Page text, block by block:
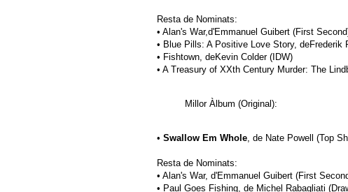
Resta de Nominats:
• Alan's War,d'Emmanuel Guibert (First
• Blue Pills: A Positive Love Story, deFrederik
• Fishtown, deKevin Colder (IDW)
• A Treasury of XXth Century Murder: The
Millor Àlbum (Original):
• Swallow Em Whole, de Nate Powell (Top
Resta de Nominats:
• Alan's War, d'Emmanuel Guibert (First
• Paul Goes Fishing, de Michel Rabagliati